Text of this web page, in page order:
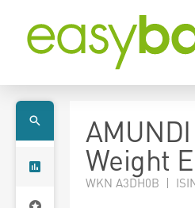
Weight
WKN A3DH0B |